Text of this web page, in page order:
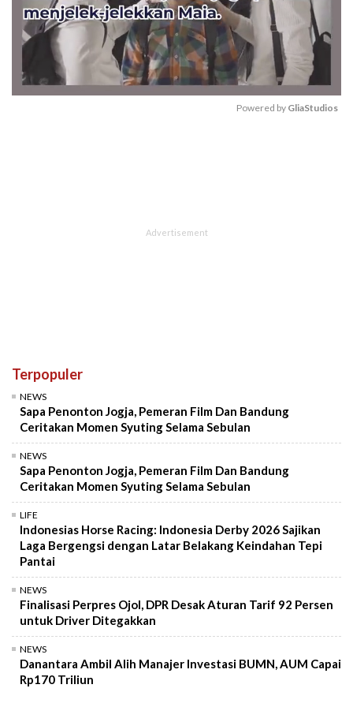
Powered by GliaStudios
Terpopuler
NEWS
Sapa Penonton Jogja, Pemeran Film Dan Bandung
Ceritakan Momen Syuting Selama Sebulan
NEWS
Sapa Penonton Jogja, Pemeran Film Dan Bandung
Ceritakan Momen Syuting Selama Sebulan
LIFE
Indonesias Horse Racing: Indonesia Derby 2026 Sajikan
Laga Bergengsi dengan Latar Belakang Keindahan Tepi
Pantai
NEWS
Finalisasi Perpres Ojol, DPR Desak Aturan Tarif 92 Persen
untuk Driver Ditegakkan
NEWS
Danantara Ambil Alih Manajer Investasi BUMN, AUM Capai
Rp170 Triliun